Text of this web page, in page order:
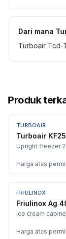
Dari mana
Turboair Tcd-
Produk
BARU
TURBOAIR
Turboair
Upright freezer
Harga atas
FRIULINOX
Friulinox Ag
Ice cream
Harga atas